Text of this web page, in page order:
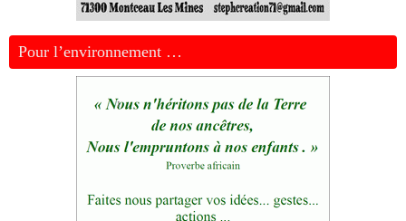
Pour l’environnement …